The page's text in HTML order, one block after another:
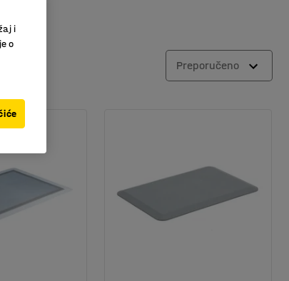
Preporučeno
i
o